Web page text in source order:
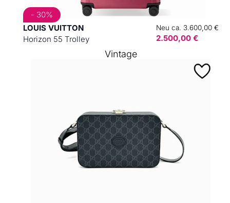
LOUIS VUITTON
Horizon 55 Trolley
Neu ca. 3.600,00 €
2.500,00 €
- 30%
Vintage